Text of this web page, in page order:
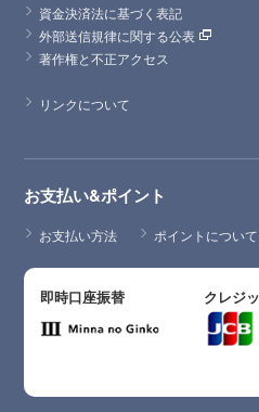
資金決済法に基づく表記
外部送信規律に関する公表
著作権と不正アクセス
リンクについて
お支払い&ポイント
お支払い方法 ポイントについて
即時口座振替 クレジ